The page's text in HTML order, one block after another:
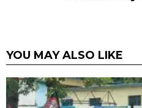
YOU MAY ALSO LIKE